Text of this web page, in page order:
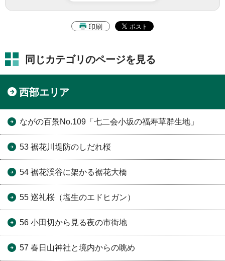
印刷
同じカテゴリのページを見る
西部エリア
ながの百景No.109「七二会小坂の福寿草群生地」
53 裾花川堤防のしだれ桜
54 裾花渓谷に架かる裾花大橋
55 巡礼桜（塩生のエドヒガン）
56 小田切から見る夜の市街地
57 春日山神社と境内からの眺め